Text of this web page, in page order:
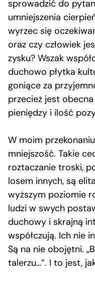
sprowadzić do
umniejszenia
wyrzec się
oraz czy człowiek
zysku? Wszak
duchowo płytka
goniące za
przecież jest
pieniędzy i ilość
W moim
mniejszość. Takie
roztaczanie troski,
losem innych, są
wyższym poziomie
ludzi w swych
duchowy i skrajną
współczują. Ich nie
Są na nie obojętni.
talerzu…”. I to jest,